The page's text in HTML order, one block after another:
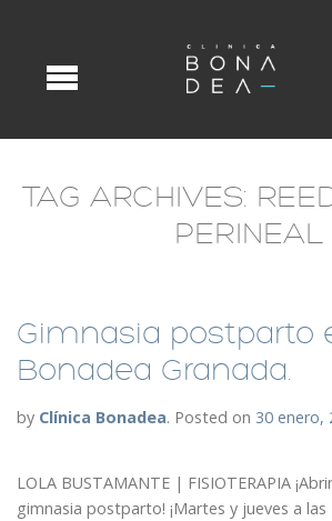
TAG ARCHIVES:
PERINEAL
Gimnasia postparto
Bonadea Granada.
by Clínica Bonadea. Posted on 30 enero,
LOLA BUSTAMANTE | FISIOTERAPIA
gimnasia postparto! ¡Martes y jueves a las